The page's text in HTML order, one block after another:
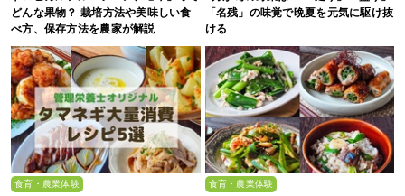
どんな果物？ 栽培方法や美味しい食
べ方、保存方法を農家が解説
「名残」の味覚で晩夏を元気に駆け抜
ける
食育・農業体験 食育・農業体験